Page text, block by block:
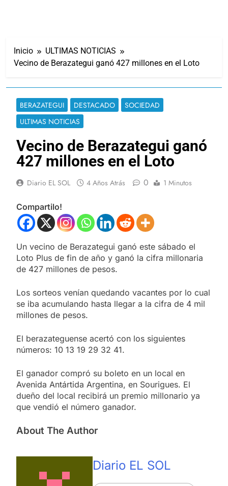
Inicio
ULTIMAS NOTICIAS
Vecino de Berazategui ganó 427 millones en el Loto
BERAZATEGUI DESTACADO
SOCIEDAD
ULTIMAS NOTICIAS
Vecino de Berazategui ganó
427 millones en el Loto
Diario EL SOL 4 Años Atrás 0 1 Minutos
Compartilo!
Un vecino de Berazategui ganó este sábado el
Loto Plus de fin de año y ganó la cifra millonaria
de 427 millones de pesos.
Los sorteos venían quedando vacantes por lo cual
se iba acumulando hasta llegar a la cifra de 4 mil
millones de pesos.
El berazateguense acertó con los siguientes
números: 10 13 19 29 32 41.
El ganador compró su boleto en un local en
Avenida Antártida Argentina, en Sourigues. El
dueño del local recibirá un premio millonario ya
que vendió el número ganador.
About The Author
Diario EL SOL